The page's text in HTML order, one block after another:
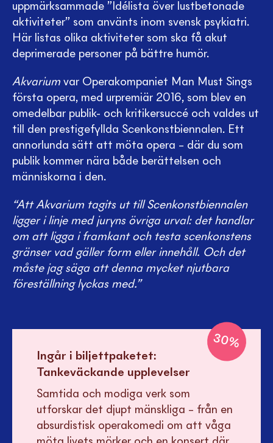
uppmärksammade ”Idélista över lustbetonade
aktiviteter” som använts inom svensk psykiatri.
Här listas olika aktiviteter som ska få akut
deprimerade personer på bättre humör.
Akvarium var Operakompaniet Man Must Sings
första opera, med urpremiär 2016, som blev en
omedelbar publik- och kritikersuccé och valdes ut
till den prestigefyllda Scenkonstbiennalen. Ett
annorlunda sätt att möta opera – där du som
publik kommer nära både berättelsen och
människorna i den.
“Att Akvarium tagits ut till Scenkonstbiennalen
ligger i linje med juryns övriga urval: det handlar
om att ligga i framkant och testa scenkonstens
gränser vad gäller form eller innehåll. Och det
måste jag säga att denna mycket njutbara
föreställning lyckas med.”
Ingår i biljettpaketet:
Tankeväckande upplevelser
Samtida och modiga verk som
utforskar det djupt mänskliga – från en
absurdistisk operakomedi om att våga
30%